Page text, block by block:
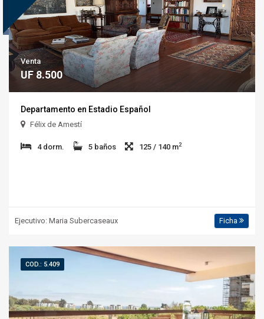
Venta
UF 8.500
Departamento en Estadio Español
Félix de Amestí
4 dorm. 5 baños 125 / 140 m2
Ejecutivo: Maria Subercaseaux Ficha
COD.: 5.409